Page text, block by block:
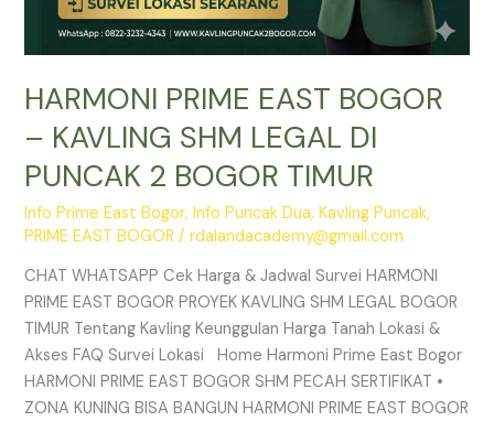
HARMONI PRIME EAST BOGOR
– KAVLING SHM LEGAL DI
PUNCAK 2 BOGOR TIMUR
Info Prime East Bogor,Info Puncak Dua,Kavling Puncak,
PRIME EAST BOGOR /rdalandacademy@gmail.com
CHAT WHATSAPP Cek Harga & Jadwal Survei HARMONI
PRIME EAST BOGOR PROYEK KAVLING SHM LEGAL BOGOR
TIMUR Tentang Kavling Keunggulan Harga Tanah Lokasi &
Akses FAQ Survei Lokasi Home Harmoni Prime East Bogor
HARMONI PRIME EAST BOGOR SHM PECAH SERTIFIKAT •
ZONA KUNING BISA BANGUN HARMONI PRIME EAST BOGOR